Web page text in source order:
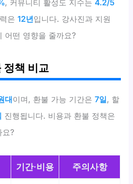
, 커뮤니티 활성도 지수는4.2/5
은12년입니다. 강사진과 지원
어떤 영향을 줄까요?
정책 비교
대이며, 환불 가능 기간은7일, 할
진행됩니다. 비용과 환불 정책은
요?
기간·비용 주의사항